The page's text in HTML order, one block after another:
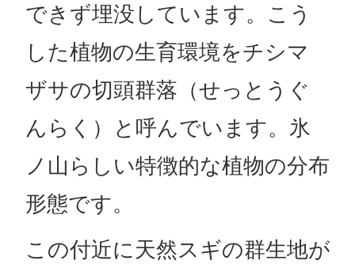
できず埋没しています。こう
した植物の生育環境をチシマ
ザサの切頭群落（せっとうぐ
んらく）と呼んでいます。氷
ノ山らしい特徴的な植物の分布
形態です。
この付近に天然スギの群生地が